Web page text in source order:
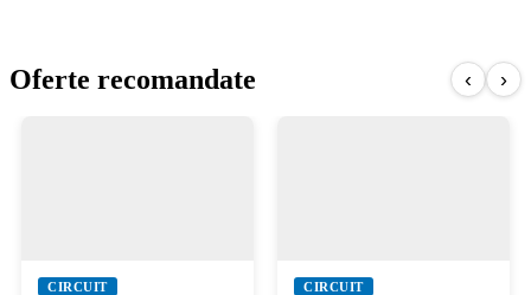
Oferte recomandate ‹ ›
CIRCUIT CIRCUIT